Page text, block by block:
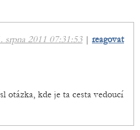
srpna 2011 07:31:53 | reagovat
otázka, kde je ta cesta vedoucí